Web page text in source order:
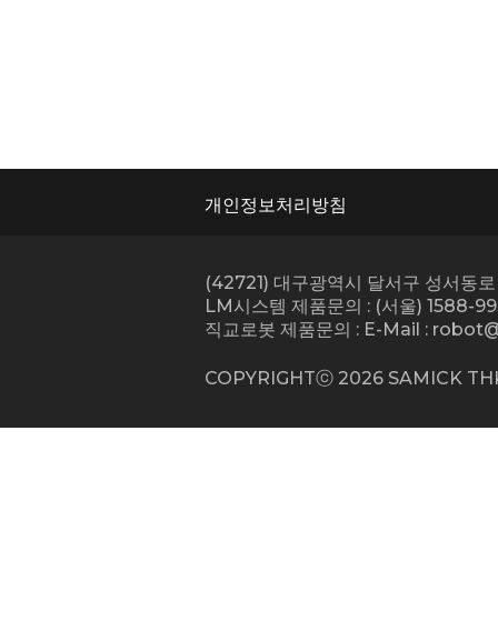
개인정보처리방침
(42721) 대구광역시 달서구 성서동
LM시스템 제품문의 : (서울) 1588-
직교로봇 제품문의 : E-Mail :
COPYRIGHTⓒ 2026 SAMICK